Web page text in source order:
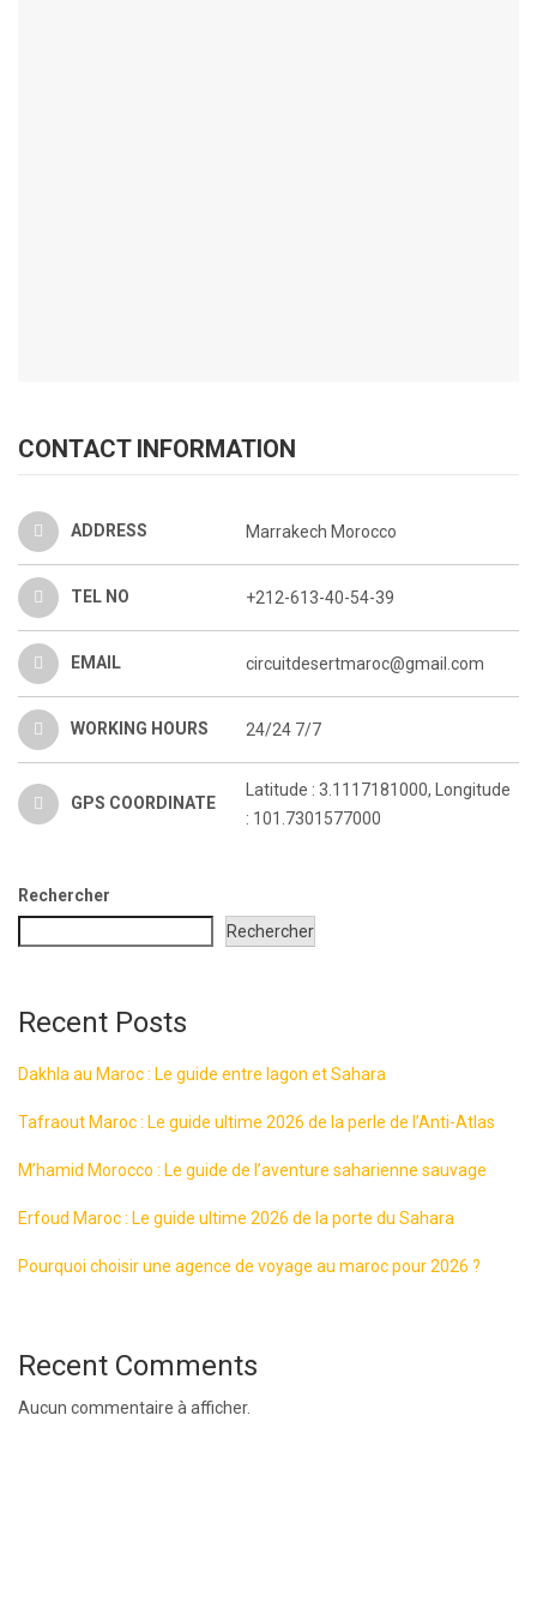
CONTACT INFORMATION
ADDRESS Marrakech Morocco
TEL NO +212-613-40-54-39
EMAIL circuitdesertmaroc@gmail.com
WORKING HOURS 24/24 7/7
GPS COORDINATE
Latitude : 3.1117181000, Longitude
: 101.7301577000
Rechercher
Rechercher
Recent Posts
Dakhla au Maroc : Le guide entre lagon et Sahara
Tafraout Maroc : Le guide ultime 2026 de la perle de l’Anti-Atlas
M’hamid Morocco : Le guide de l’aventure saharienne sauvage
Erfoud Maroc : Le guide ultime 2026 de la porte du Sahara
Pourquoi choisir une agence de voyage au maroc pour 2026 ?
Recent Comments
Aucun commentaire à afficher.